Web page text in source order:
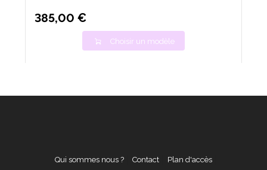
385,00 €
Choisir un modèle
Qui sommes nous ? Contact Plan d'accès